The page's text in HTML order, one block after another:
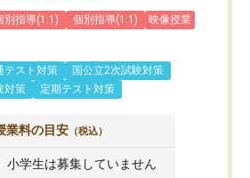
別指導(1:1) 個別指導(1:1)
映像授業
テスト対策
国公立2次試験対策
対策
定期テスト対策
業料の目安 （税込）
小学生は募集していません